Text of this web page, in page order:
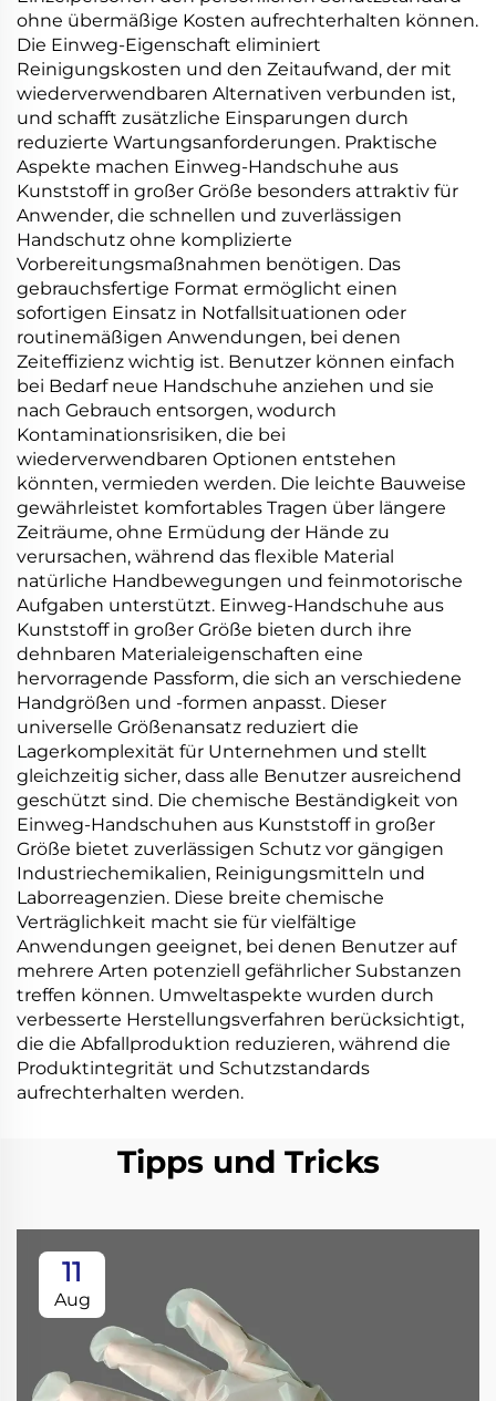
ohne übermäßige Kosten aufrechterhalten können.
Die Einweg-Eigenschaft eliminiert
Reinigungskosten und den Zeitaufwand, der mit
wiederverwendbaren Alternativen verbunden ist,
und schafft zusätzliche Einsparungen durch
reduzierte Wartungsanforderungen. Praktische
Aspekte machen Einweg-Handschuhe aus
Kunststoff in großer Größe besonders attraktiv für
Anwender, die schnellen und zuverlässigen
Handschutz ohne komplizierte
Vorbereitungsmaßnahmen benötigen. Das
gebrauchsfertige Format ermöglicht einen
sofortigen Einsatz in Notfallsituationen oder
routinemäßigen Anwendungen, bei denen
Zeiteffizienz wichtig ist. Benutzer können einfach
bei Bedarf neue Handschuhe anziehen und sie
nach Gebrauch entsorgen, wodurch
Kontaminationsrisiken, die bei
wiederverwendbaren Optionen entstehen
könnten, vermieden werden. Die leichte Bauweise
gewährleistet komfortables Tragen über längere
Zeiträume, ohne Ermüdung der Hände zu
verursachen, während das flexible Material
natürliche Handbewegungen und feinmotorische
Aufgaben unterstützt. Einweg-Handschuhe aus
Kunststoff in großer Größe bieten durch ihre
dehnbaren Materialeigenschaften eine
hervorragende Passform, die sich an verschiedene
Handgrößen und -formen anpasst. Dieser
universelle Größenansatz reduziert die
Lagerkomplexität für Unternehmen und stellt
gleichzeitig sicher, dass alle Benutzer ausreichend
geschützt sind. Die chemische Beständigkeit von
Einweg-Handschuhen aus Kunststoff in großer
Größe bietet zuverlässigen Schutz vor gängigen
Industriechemikalien, Reinigungsmitteln und
Laborreagenzien. Diese breite chemische
Verträglichkeit macht sie für vielfältige
Anwendungen geeignet, bei denen Benutzer auf
mehrere Arten potenziell gefährlicher Substanzen
treffen können. Umweltaspekte wurden durch
verbesserte Herstellungsverfahren berücksichtigt,
die die Abfallproduktion reduzieren, während die
Produktintegrität und Schutzstandards
aufrechterhalten werden.
Tipps und Tricks
11
Aug